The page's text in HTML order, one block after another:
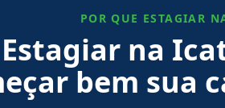
POR QUE ESTAGIAR
Estagiar na
bem sua